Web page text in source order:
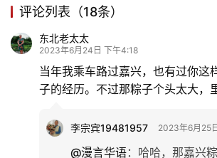
育
儿
登录
评论列表（18条）
东北老太太
2023年6月24日 下午4:18
当年我乘车路过嘉兴，也有过你这
子的经历。不过那粽子个头太大，
李宗宾19481957 2023年6月25
@漫言华语： 哈哈，那嘉兴